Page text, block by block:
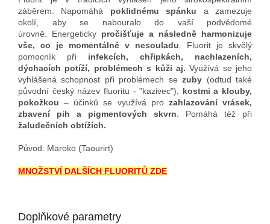
záběrem. Napomáhá poklidnému spánku a zamezuje
okolí, aby se nabouralo do vaší podvědomé
úrovně. Energeticky pročišťuje a následně harmonizuje
vše, co je momentálně v nesouladu. Fluorit je skvělý
pomocník při infekcích, chřipkách, nachlazeních,
dýchacích potíží, problémech s kůži aj.Využívá se jeho
vyhlášená schopnost při problémech se zuby (odtud také
původní český název fluoritu - "kazivec"), kostmi a klouby,
pokožkou – účinků se využívá pro zahlazování vrásek,
zbavení pih a pigmentových skvrn. Pomáhá též při
žaludečních obtížích.
Původ: Maroko (Taourirt)
MNOŽSTVÍ DALŠÍCH FLUORITŮ ZDE
Doplňkové parametry